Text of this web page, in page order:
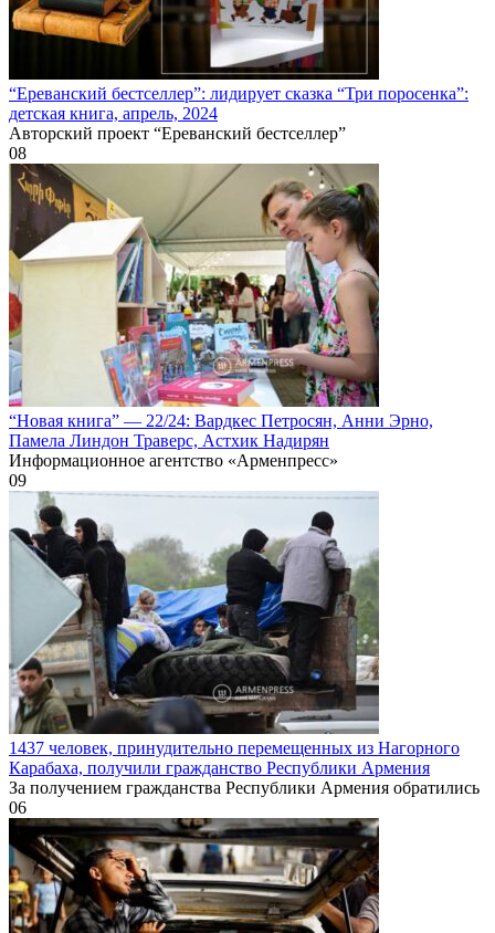
“Ереванский бестселлер”: лидирует сказка “Три поросенка”:
детская книга, апрель, 2024
Авторский проект “Ереванский бестселлер”
08
“Новая книга” — 22/24: Вардкес Петросян, Анни Эрно,
Памела Линдон Траверс, Астхик Надирян
Информационное агентство «Арменпресс»
09
1437 человек, принудительно перемещенных из Нагорного
Карабаха, получили гражданство Республики Армения
За получением гражданства Республики Армения обратились
06